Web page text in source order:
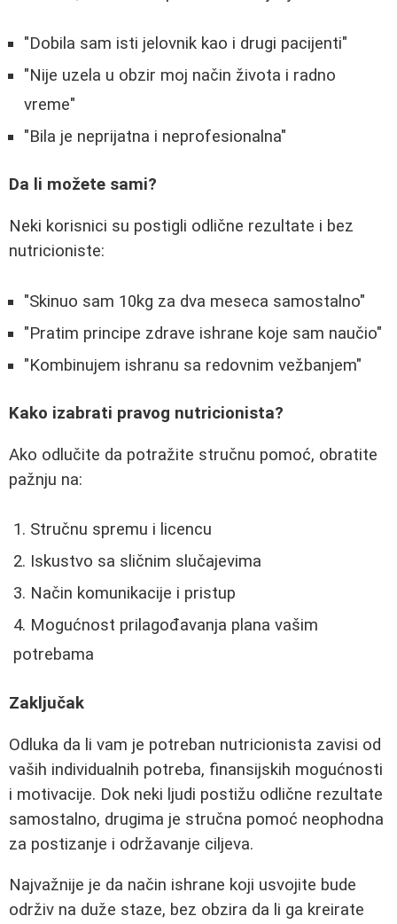
"Dobila sam isti jelovnik kao i drugi pacijenti"
"Nije uzela u obzir moj način života i radno
vreme"
"Bila je neprijatna i neprofesionalna"
Da li možete sami?
Neki korisnici su postigli odlične rezultate i bez
nutricioniste:
"Skinuo sam 10kg za dva meseca samostalno"
"Pratim principe zdrave ishrane koje sam naučio"
"Kombinujem ishranu sa redovnim vežbanjem"
Kako izabrati pravog nutricionista?
Ako odlučite da potražite stručnu pomoć, obratite
pažnju na:
Stručnu spremu i licencu
Iskustvo sa sličnim slučajevima
Način komunikacije i pristup
Mogućnost prilagođavanja plana vašim
potrebama
Zaključak
Odluka da li vam je potreban nutricionista zavisi od
vaših individualnih potreba, finansijskih mogućnosti
i motivacije. Dok neki ljudi postižu odlične rezultate
samostalno, drugima je stručna pomoć neophodna
za postizanje i održavanje ciljeva.
Najvažnije je da način ishrane koji usvojite bude
održiv na duže staze, bez obzira da li ga kreirate